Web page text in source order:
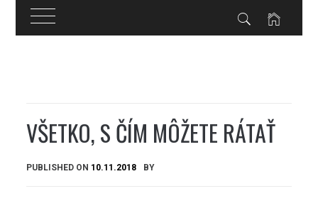
VŠETKO, S ČÍM MÔŽETE RÁTAŤ
PUBLISHED ON 10.11.2018 BY